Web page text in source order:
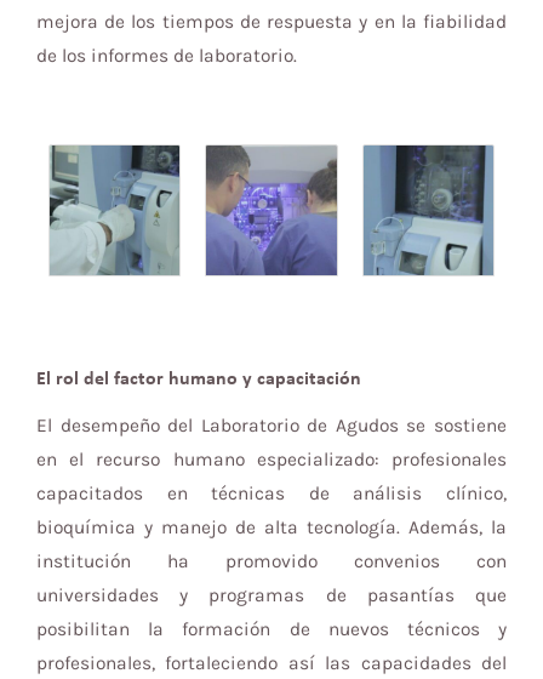
mejora de los tiempos de respuesta y en la fiabilidad
de los informes de laboratorio.
El rol del factor humano y capacitación
El desempeño del Laboratorio de Agudos se sostiene
en el recurso humano especializado: profesionales
capacitados en técnicas de análisis clínico,
bioquímica y manejo de alta tecnología. Además, la
institución ha promovido convenios con
universidades y programas de pasantías que
posibilitan la formación de nuevos técnicos y
profesionales, fortaleciendo así las capacidades del